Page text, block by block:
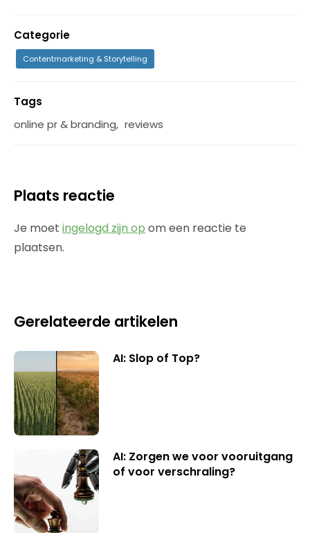
Categorie
Contentmarketing & Storytelling
Tags
online pr & branding, reviews
Plaats reactie
Je moet ingelogd zijn op om een reactie te
plaatsen.
Gerelateerde artikelen
AI: Slop of Top?
AI: Zorgen we voor vooruitgang
of voor verschraling?